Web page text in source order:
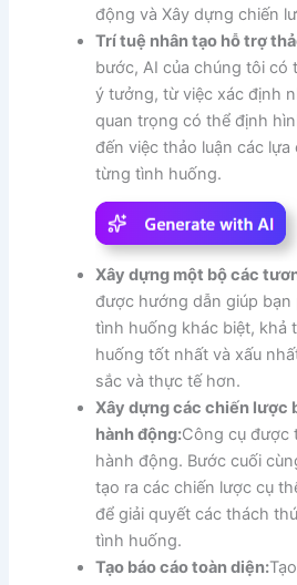
động và Xây dựng chiến
Trí tuệ nhân tạo hỗ trợ
bước, AI của chúng tôi có
ý tưởng, từ việc xác định
quan trọng có thể định
đến việc thảo luận các
từng tình huống.
Xây dựng một bộ các
được hướng dẫn giúp
tình huống khác biệt,
huống tốt nhất và xấu
sắc và thực tế hơn.
Xây dựng các chiến lược
hành động:Công cụ được
hành động. Bước cuối
tạo ra các chiến lược cụ
để giải quyết các thách
tình huống.
Tạo báo cáo toàn diện: